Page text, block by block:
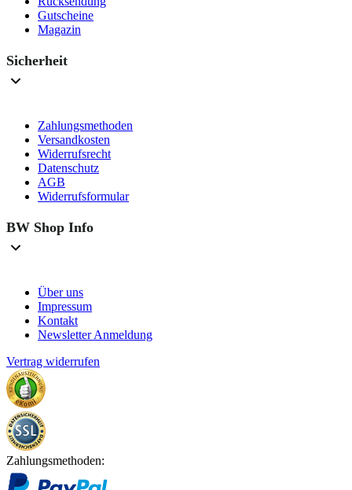
Gutscheine
Magazin
Sicherheit
Zahlungsmethoden
Versandkosten
Widerrufsrecht
Datenschutz
AGB
Widerrufsformular
BW Shop Info
Über uns
Impressum
Kontakt
Newsletter Anmeldung
Vertrag widerrufen
Zahlungsmethoden: